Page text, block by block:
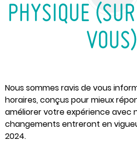
PHYSIQUE
VOUS)
Nous sommes ravis de vous
horaires, conçus pour mieux
améliorer votre expérience avec
changements entreront en
2024.